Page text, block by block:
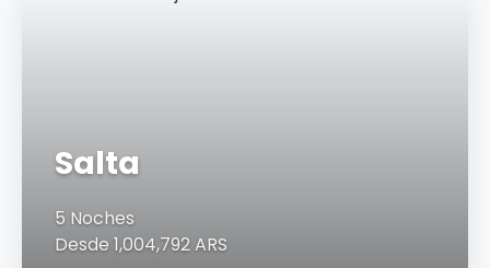
Salta
5 Noches
Desde 1,004,792 ARS